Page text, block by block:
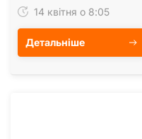
Сити…14 квітня о 8:05
Детальніше